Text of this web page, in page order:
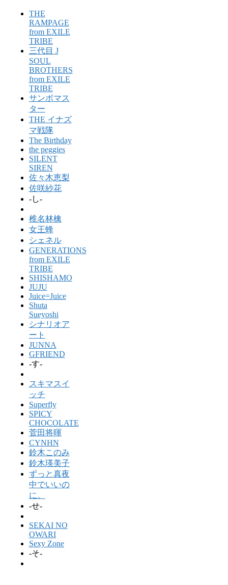
THE
RAMPAGE
from EXILE
TRIBE
三代目 J
SOUL
BROTHERS
from EXILE
TRIBE
サンボマス
ター
THE イナズ
マ戦隊
The Birthday
the peggies
SILENT
SIREN
佐々木恵梨
佐咲紗花
-し-
椎名林檎
女王蜂
シェネル
GENERATIONS
from EXILE
TRIBE
SHISHAMO
JUJU
Juice=Juice
Shuta
Sueyoshi
シナリオア
ート
JUNNA
GFRIEND
-す-
スキマスイ
ッチ
Superfly
SPICY
CHOCOLATE
菅田将暉
CYNHN
鈴木このみ
鈴木瑛美子
ずっと真夜
中でいいの
に。
-せ-
SEKAI NO
OWARI
Sexy Zone
-そ-